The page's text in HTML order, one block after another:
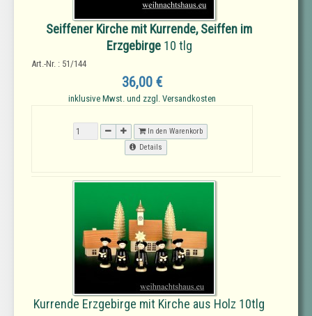
Seiffener Kirche mit Kurrende, Seiffen im
Erzgebirge10 tlg
Art.-Nr. : 51/144
36,00 €
inklusive Mwst. und zzgl. Versandkosten
In den Warenkorb
Details
Kurrende Erzgebirge mit Kirche aus Holz 10tlg